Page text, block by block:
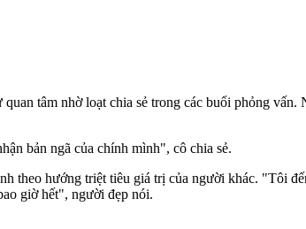
tâm nhờ loạt chia sẻ trong các buổi phỏng
bản ngã của chính mình", cô chia sẻ.
theo hướng triệt tiêu giá trị của người khác. "Tôi
giờ hết", người đẹp nói.